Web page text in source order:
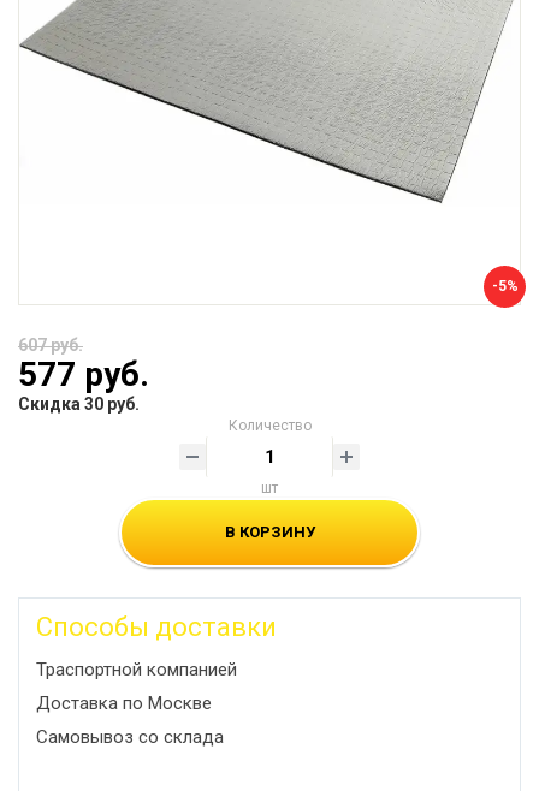
-5%
607 руб.
577 руб.
Скидка 30 руб.
Количество
шт
В КОРЗИНУ
Способы доставки
Траспортной компанией
Доставка по Москве
Самовывоз со склада